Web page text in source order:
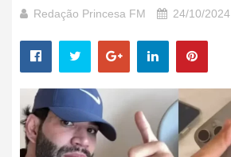
Redação Princesa FM 24/10/2024